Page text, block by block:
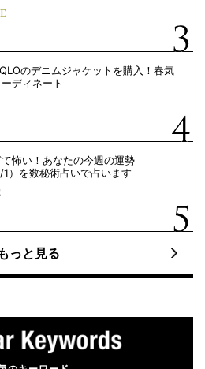
のデニムジャケットを購入！春気
ディネート
怖い！あなたの今週の運勢
1）を数秘術占いで占います
もっと見る